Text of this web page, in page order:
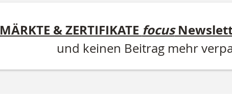
MÄRKTE & ZERTIFIKATE focus
und keinen Beitrag mehr